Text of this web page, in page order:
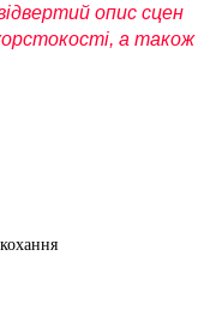
опис сцен
а також